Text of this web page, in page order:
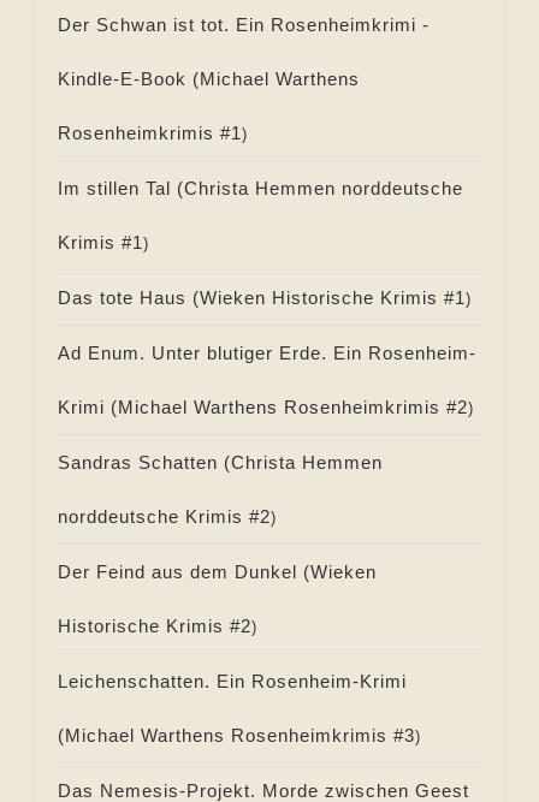
Der Schwan ist tot. Ein Rosenheimkrimi -
Kindle-E-Book (Michael Warthens
Rosenheimkrimis #1)
Im stillen Tal (Christa Hemmen norddeutsche
Krimis #1)
Das tote Haus (Wieken Historische Krimis #1)
Ad Enum. Unter blutiger Erde. Ein Rosenheim-
Krimi (Michael Warthens Rosenheimkrimis #2)
Sandras Schatten (Christa Hemmen
norddeutsche Krimis #2)
Der Feind aus dem Dunkel (Wieken
Historische Krimis #2)
Leichenschatten. Ein Rosenheim-Krimi
(Michael Warthens Rosenheimkrimis #3)
Das Nemesis-Projekt. Morde zwischen Geest